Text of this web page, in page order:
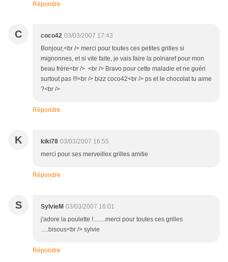
Répondre
C coco42 03/03/2007 17:43
Bonjour,<br /> merci pour toutes ces petites grilles si
mignonnes, et si vite faite, je vais faire la polnaref pour mon
beau frère<br /> <br /> Bravo pour cette maladie et ne guéri
surtout pas !!!<br /> bizz coco42<br /> ps et le chocolat tu aime
?<br />
Répondre
K kiki78 03/03/2007 16:55
merci pour ses merveillex grilles amitie
Répondre
S SylvieM 03/03/2007 16:01
j'adore la poulette !........merci pour toutes ces grilles
.....bisous<br /> sylvie
Répondre